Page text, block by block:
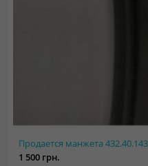
1 500 грн.